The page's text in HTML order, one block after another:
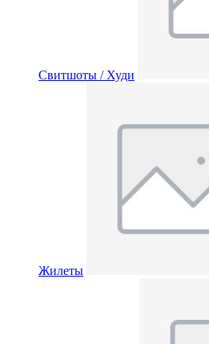
Свитшоты / Худи
Жилеты